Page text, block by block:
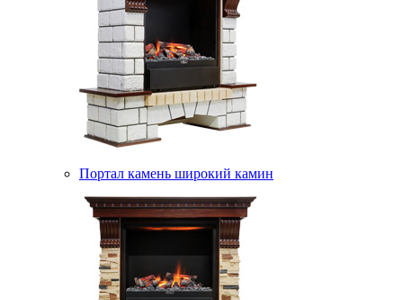
Портал камень широкий камин